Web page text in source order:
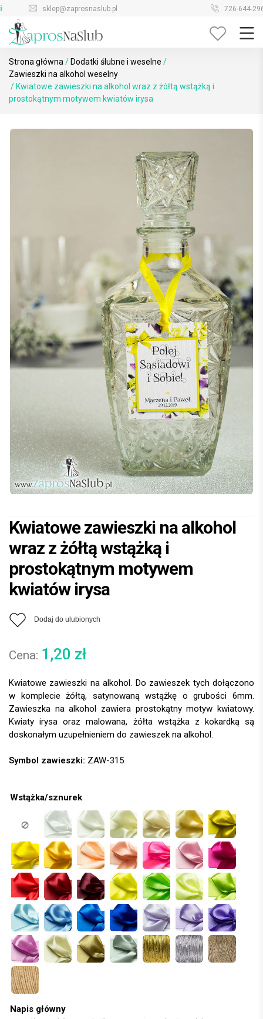
Skip
content
sklep@zaprosnaslub.pl 726-644-296
Strona główna / Dodatki ślubne i weselne /
Zawieszki na alkohol weselny
/ Kwiatowe zawieszki na alkohol wraz z żółtą wstążką i
prostokątnym motywem kwiatów irysa
Kwiatowe zawieszki na alkohol
wraz z żółtą wstążką i
prostokątnym motywem
kwiatów irysa
Dodaj do ulubionych
1,20 zł
Kwiatowe zawieszki na alkohol. Do zawieszek tych dołączono
w komplecie żółtą, satynowaną wstążkę o grubości 6mm.
Zawieszka na alkohol zawiera prostokątny motyw kwiatowy.
Kwiaty irysa oraz malowana, żółta wstążka z kokardką są
doskonałym uzupełnieniem do zawieszek na alkohol.
Symbol zawieszki: ZAW-315
Wstążka/sznurek
Napis główny